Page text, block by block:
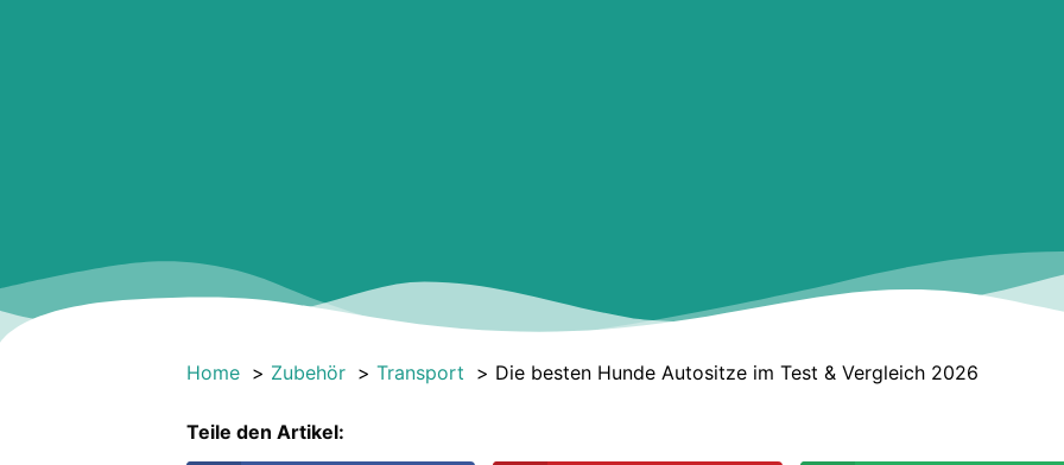
Home Zubehör Transport Die besten Hunde Autositze im Test & Vergleich 2026
Teile den Artikel: